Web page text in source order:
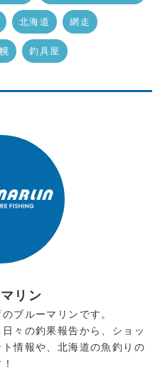
北海道 網走
釣具屋
リン
ブルーマリンです。
々の釣果報告から、ショッ
情報や、北海道の魚釣りの